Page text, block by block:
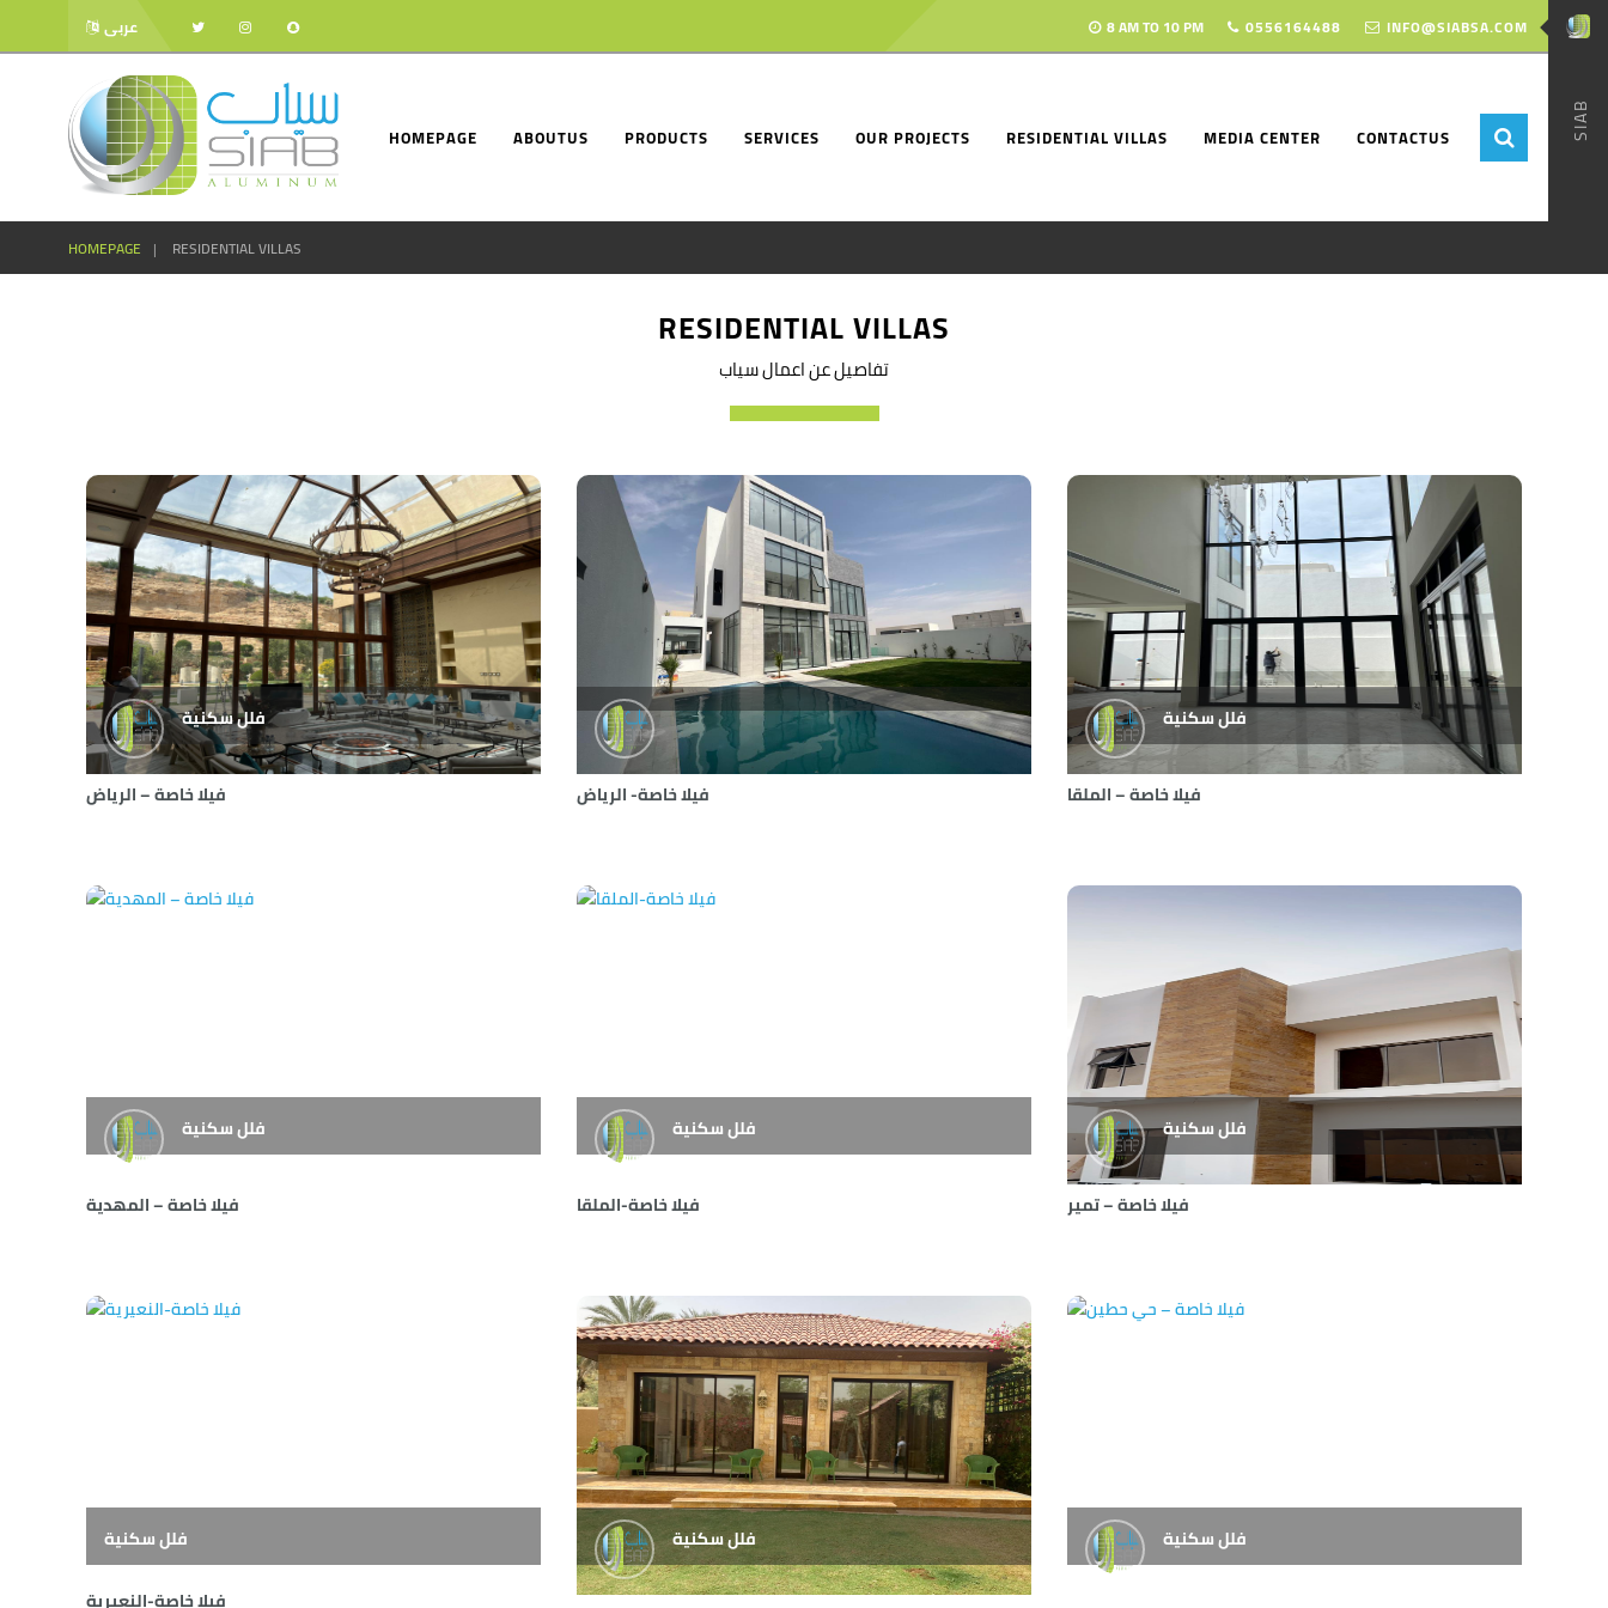
عربى 8 AM TO 10 PM 0556164488 INFO@SIABSA.COM
SIAB
HOMEPAGE ABOUTUS PRODUCTS SERVICES OUR PROJECTS RESIDENTIAL VILLAS MEDIA CENTER CONTACTUS
HOMEPAGE RESIDENTIAL VILLAS
RESIDENTIAL VILLAS
تفاصيل عن اعمال سياب
فلل سكنية
فيلا خاصة – الرياض فيلا خاصة- الرياض
فلل سكنية
فيلا خاصة – الملقا
فلل سكنية
فيلا خاصة – المهدية
فلل سكنية
فيلا خاصة-الملقا
فلل سكنية
فيلا خاصة – تمير
فلل سكنية
فيلا خاصة-النعيرية
فلل سكنية فلل سكنية